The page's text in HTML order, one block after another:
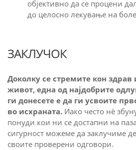
објективно да се процени
до целосно лекување на
ЗАКЛУЧОК
Доколку се стремите кон здрав
живот, една од најдобрите
ги донесете е да ги усвоите
во исхраната. Иако често нè
понуди кои ни се достапни на
сигурност можеме да заклучиме
своите проверени одговори.